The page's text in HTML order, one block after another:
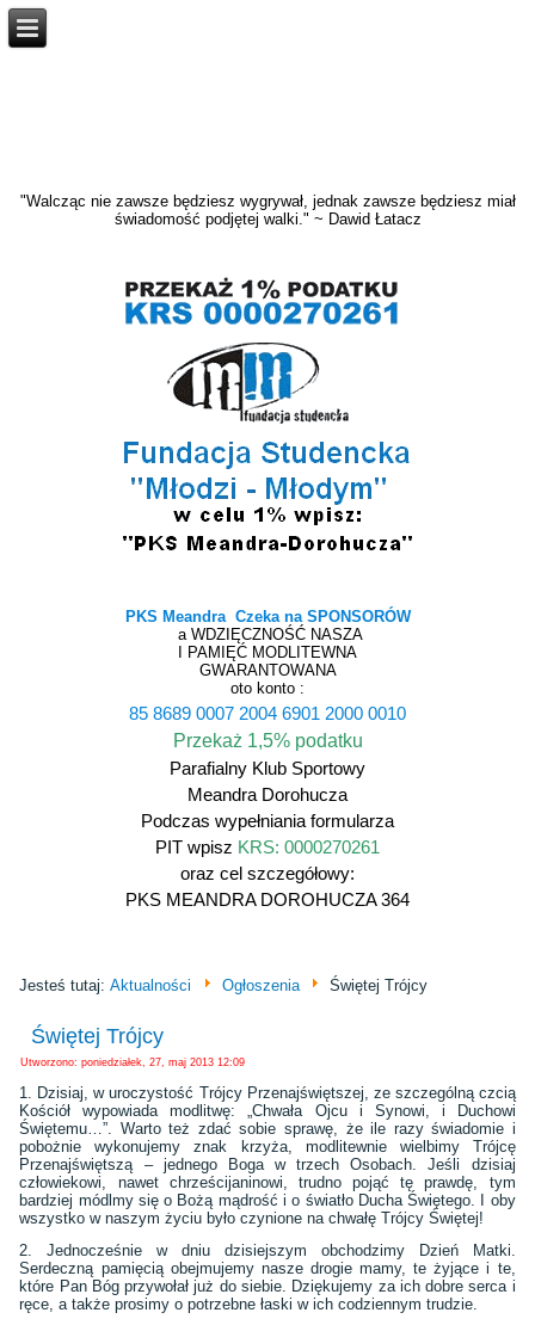
"Walcząc nie zawsze będziesz wygrywał, jednak zawsze będziesz miał
świadomość podjętej walki." ~ Dawid Łatacz
PKS Meandra Czeka na SPONSORÓW
a WDZIĘCZNOŚĆ NASZA
I PAMIĘĆ MODLITEWNA
GWARANTOWANA
oto konto :
85 8689 0007 2004 6901 2000 0010
Przekaż 1,5% podatku
Parafialny Klub Sportowy
Meandra Dorohucza
Podczas wypełniania formularza
PIT wpisz KRS: 0000270261
oraz cel szczegółowy:
PKS MEANDRA DOROHUCZA 364
Jesteś tutaj:Aktualności Ogłoszenia Świętej Trójcy
Świętej Trójcy
Utworzono: poniedziałek, 27, maj 2013 12:09
1. Dzisiaj, w uroczystość Trójcy Przenajświętszej, ze szczególną czcią
Kościół wypowiada modlitwę: „Chwała Ojcu i Synowi, i Duchowi
Świętemu…”. Warto też zdać sobie sprawę, że ile razy świadomie i
pobożnie wykonujemy znak krzyża, modlitewnie wielbimy Trójcę
Przenajświętszą – jednego Boga w trzech Osobach. Jeśli dzisiaj
człowiekowi, nawet chrześcijaninowi, trudno pojąć tę prawdę, tym
bardziej módlmy się o Bożą mądrość i o światło Ducha Świętego. I oby
wszystko w naszym życiu było czynione na chwałę Trójcy Świętej!
2. Jednocześnie w dniu dzisiejszym obchodzimy Dzień Matki.
Serdeczną pamięcią obejmujemy nasze drogie mamy, te żyjące i te,
które Pan Bóg przywołał już do siebie. Dziękujemy za ich dobre serca i
ręce, a także prosimy o potrzebne łaski w ich codziennym trudzie.